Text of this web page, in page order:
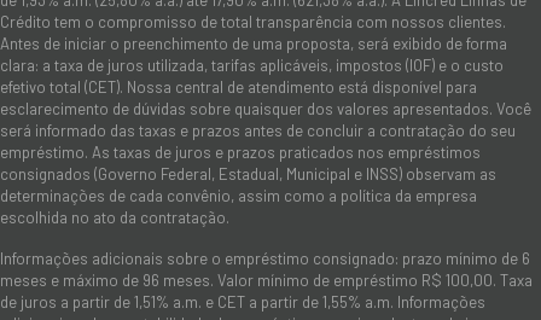
Crédito tem o compromisso de total transparência com nossos clientes.
Antes de iniciar o preenchimento de uma proposta, será exibido de forma
clara: a taxa de juros utilizada, tarifas aplicáveis, impostos (IOF) e o custo
efetivo total (CET). Nossa central de atendimento está disponível para
esclarecimento de dúvidas sobre quaisquer dos valores apresentados. Você
será informado das taxas e prazos antes de concluir a contratação do seu
empréstimo. As taxas de juros e prazos praticados nos empréstimos
consignados (Governo Federal, Estadual, Municipal e INSS) observam as
determinações de cada convênio, assim como a política da empresa
escolhida no ato da contratação.
Informações adicionais sobre o empréstimo consignado: prazo mínimo de 6
meses e máximo de 96 meses. Valor mínimo de empréstimo R$ 100,00. Taxa
de juros a partir de 1,51% a.m. e CET a partir de 1,55% a.m. Informações